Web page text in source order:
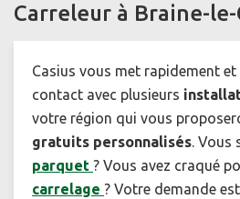
Carreleur à Braine-le-
Casius vous met rapidement
contact avec plusieurs
votre région qui vous
gratuits personnalisés. Vous
parquet ? Vous avez craqué
carrelage ? Votre demande